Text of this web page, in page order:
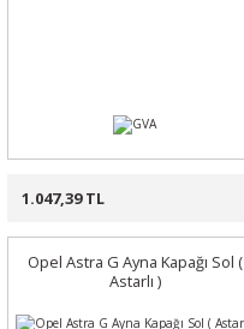
1.047,39 TL
Opel Astra G Ayna Kapağı Sol (
Astarlı )